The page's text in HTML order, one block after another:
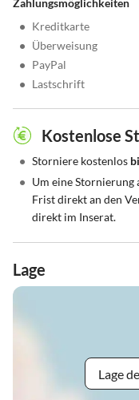
Zahlungsmöglichkeiten
• Kreditkarte
• Überweisung
• PayPal
• Lastschrift
Kostenlose
• Storniere kostenlos
• Um eine
Frist direkt an den
direkt im Inserat.
Lage
Lage